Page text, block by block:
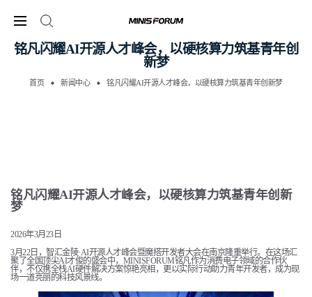
铭凡闪耀AI开源人才峰会，以硬核算力筑基青年创
新梦
首页 新闻中心 铭凡闪耀AI开源人才峰会，以硬核算力筑基青年创新梦
铭凡闪耀AI开源人才峰会，以硬核算力筑基青年创新
梦
2026年3月23日
3月22日，智汇金陵·AI开源人才峰会暨魔搭开发者大会在南京隆重举行。在这场汇
聚了全国顶尖AI才俊的盛会中，MINISFORUM铭凡作为消费电子领域的合作伙
伴，不仅携全栈AI硬件解决方案惊艳亮相，更以实际行动助力青年开发者，成为现
场一道亮丽的科技风景线。